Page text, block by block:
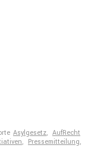
Asylgesetz, AufRecht
, Pressemitteilung,